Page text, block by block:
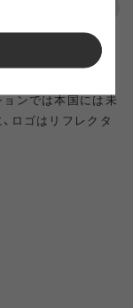
、透湿
フィルパワーの
ンでは本国には未
ロゴはリフレクタ